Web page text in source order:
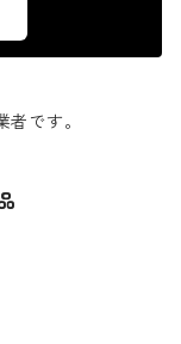
です。